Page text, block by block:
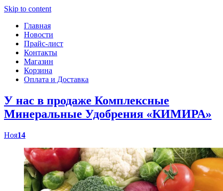
Skip to content
Главная
Новости
Прайс-лист
Контакты
Магазин
Корзина
Оплата и Доставка
У нас в продаже Комплексные
Минеральные Удобрения «КИМИРА»
Ноя14